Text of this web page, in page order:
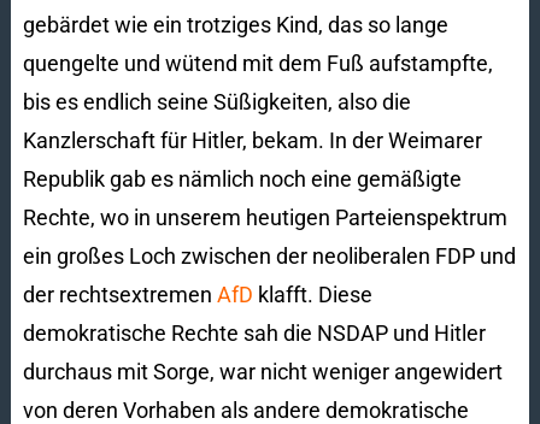
gebärdet wie ein trotziges Kind, das so lange
quengelte und wütend mit dem Fuß aufstampfte,
bis es endlich seine Süßigkeiten, also die
Kanzlerschaft für Hitler, bekam. In der Weimarer
Republik gab es nämlich noch eine gemäßigte
Rechte, wo in unserem heutigen Parteienspektrum
ein großes Loch zwischen der neoliberalen FDP und
der rechtsextremen AfD klafft. Diese
demokratische Rechte sah die NSDAP und Hitler
durchaus mit Sorge, war nicht weniger angewidert
von deren Vorhaben als andere demokratische